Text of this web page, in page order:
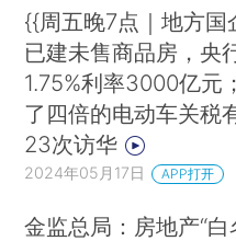
{{周五晚7点｜地方国
已建未售商品房，央
1.75%利率3000亿元
了四倍的电动车关税
23次访华
2024年05月17日 APP打开
金监总局：房地产“白